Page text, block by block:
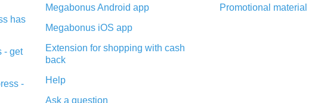
has
- get
-
Megabonus Android app
Megabonus iOS app
Extension for shopping with cash
back
Help
Ask a question
Promotional material